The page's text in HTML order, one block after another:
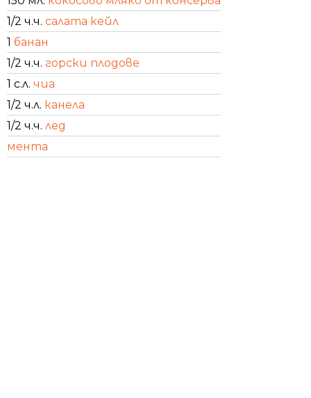
1/2 ч.ч. салата кейл
1 банан
1/2 ч.ч. горски плодове
1 с.л. чиа
1/2 ч.л. канела
1/2 ч.ч. лед
мента